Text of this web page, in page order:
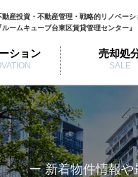
動産投資・不動産管理・戦略的リノベーシ
ルームキューブ台東区賃貸管理センター
ション 売却処
SALE
ー 新着物件情報